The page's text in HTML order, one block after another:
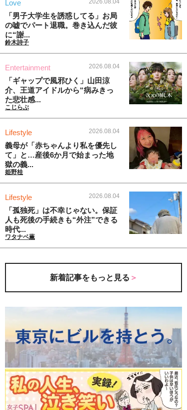
Love 2026.08.04
「男子大学生を誘惑してる」お局
の嘘でパート退職。巻き込んだ彼
に“謝...
鈴木詩子
Entertainment 2026.08.04
「ギャップで風邪ひく」山田涼
介、王道アイドルから“病みきっ
た悲壮感...
こじらぶ
Lifestyle 2026.08.04
義母が「赤ちゃんより私を優先し
て」と…産後6か月で始まった地
獄の義...
姫野桂
Lifestyle 2026.08.04
「孤独死」は不幸じゃない。保証
人も死後の手続きも“外注”できる
時代...
ワタナベ薫
新着記事をもっと見る